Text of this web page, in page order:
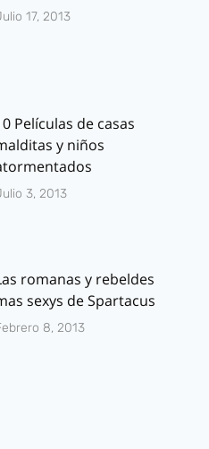
17, 2013
Películas de casas
y niños
3, 2013
romanas y rebeldes
sexys de Spartacus
8, 2013